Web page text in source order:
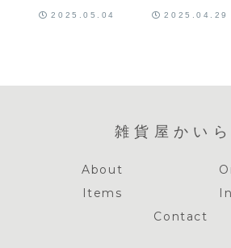
2025.05.04
– 陽だまり色
2025.04.29
雑貨屋かいら
About
Items
Contact